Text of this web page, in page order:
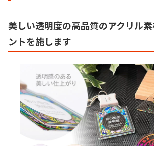
美しい透明度の高品質のアクリル
ントを施します